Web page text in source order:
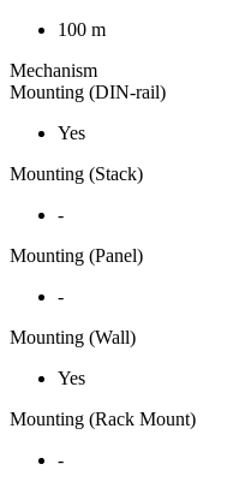
100 m
Mechanism
Mounting (DIN-rail)
Yes
Mounting (Stack)
-
Mounting (Panel)
-
Mounting (Wall)
Yes
Mounting (Rack Mount)
-